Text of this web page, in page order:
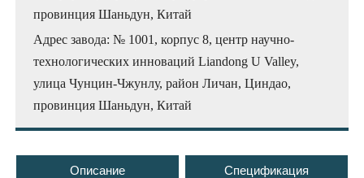
провинция Шаньдун, Китай
Адрес завода: № 1001, корпус 8, центр научно-
технологических инноваций Liandong U Valley,
улица Чунцин-Чжунлу, район Личан, Циндао,
провинция Шаньдун, Китай
Описание Спецификация